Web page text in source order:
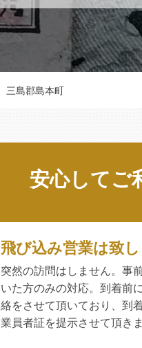
三島郡島本町
安心してご
飛び込み営業は致
突然の訪問はしません。事
いた方のみの対応。到着前
絡をさせて頂いており、到
業員者証を提示させて頂きま